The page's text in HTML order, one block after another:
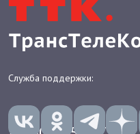
welcome@ttk.ru
Интернет
Интернет и ТВ
Телевидение
Оборудование
Бонусная программа
Поддержка
ДЛЯ БИЗНЕСА